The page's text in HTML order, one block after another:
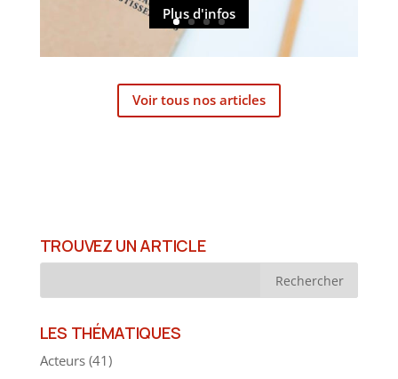
Plus d'infos
Voir tous nos articles
TROUVEZ UN ARTICLE
LES THÉMATIQUES
Acteurs(41)